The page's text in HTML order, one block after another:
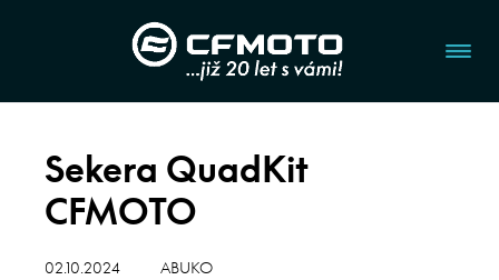
Sekera QuadKit
CFMOTO
02.10.2024 ABUKO